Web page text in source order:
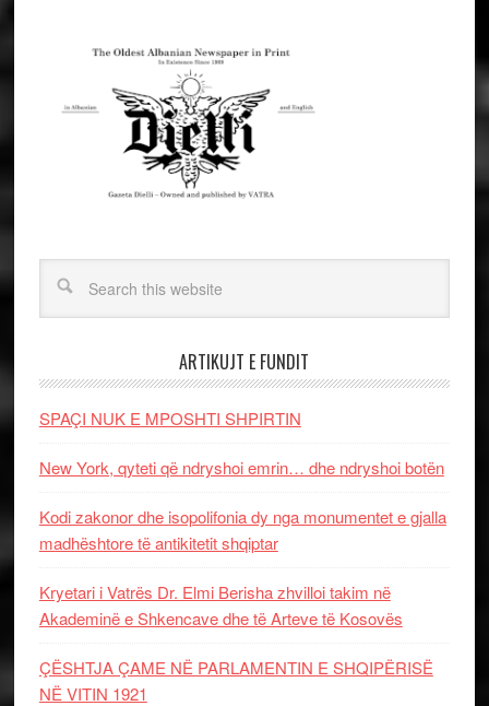
ARTIKUJT E FUNDIT
SPAÇI NUK E MPOSHTI SHPIRTIN
New York, qyteti që ndryshoi emrin… dhe ndryshoi botën
Kodi zakonor dhe isopolifonia dy nga monumentet e gjalla
madhështore të antikitetit shqiptar
Kryetari i Vatrës Dr. Elmi Berisha zhvilloi takim në
Akademinë e Shkencave dhe të Arteve të Kosovës
ÇËSHTJA ÇAME NË PARLAMENTIN E SHQIPËRISË
NË VITIN 1921